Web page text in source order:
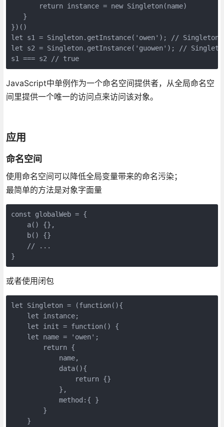
       return instance = new Singleton(name)
   }
})()
let s1 = Singleton.getInstance('owen'); // Singleton
let s2 = Singleton.getInstance('guowen'); //
s1 === s2 // true
JavaScript中单例作为一个命名空间提供者，从全局命名空
间里提供一个唯一的访问点来访问该对象。
应用
命名空间
使用命名空间可以降低全局变量带来的命名污染；
最简单的方法是对象字面量
const globalWeb = {
    a() {},
    b() {}
    // ...
}
或者使用闭包
let Singleton = (function(){
    let instance;
    let init = function() {
    let name = 'owen';
        return {
            name,
            data(){
                return {}
            },
            method:{ }
        }
    }